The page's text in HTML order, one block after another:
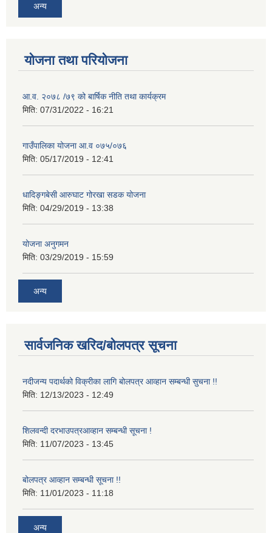
अन्य
योजना तथा परियोजना
आ.व. २०७८ /७९ को बार्षिक नीति तथा कार्यक्रम
मिति: 07/31/2022 - 16:21
गाउँपालिका योजना आ.व ०७५/०७६
मिति: 05/17/2019 - 12:41
धादिङ्गबेसी आरुघाट गोरखा सडक योजना
मिति: 04/29/2019 - 13:38
योजना अनुगमन
मिति: 03/29/2019 - 15:59
अन्य
सार्वजनिक खरिद/बोलपत्र सूचना
नदीजन्य पदार्थको विक्रीका लागि बोलपत्र आव्हान सम्बन्धी सुचना !!
मिति: 12/13/2023 - 12:49
शिलवन्दी दरभाउपत्रआव्हान सम्बन्धी सूचना !
मिति: 11/07/2023 - 13:45
बोलपत्र आव्हान सम्बन्धी सूचना !!
मिति: 11/01/2023 - 11:18
अन्य